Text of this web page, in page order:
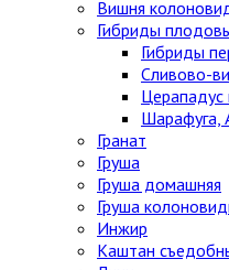
Вишня
Гибриды
Гибриды
Сливово-
Шарафуга,
Гранат
Груша
Груша домашняя
Груша
Инжир
Каштан